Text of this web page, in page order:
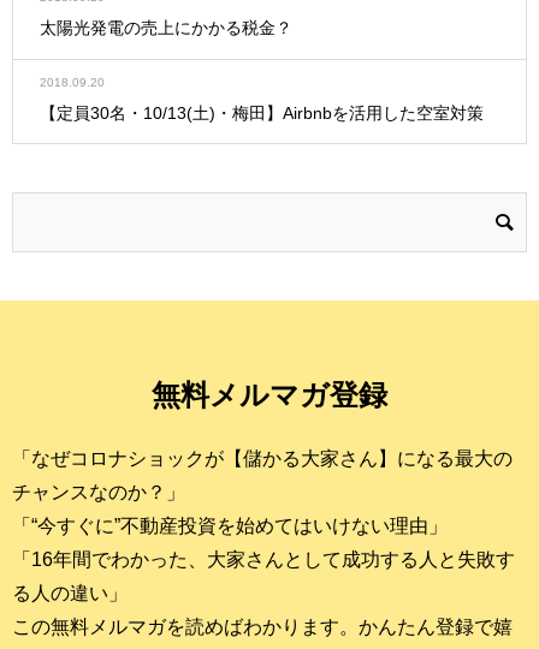
太陽光発電の売上にかかる税金？
2018.09.20
【定員30名・10/13(土)・梅田】Airbnbを活用した空室対策
無料メルマガ登録
「なぜコロナショックが【儲かる大家さん】になる最大の
チャンスなのか？」
「“今すぐに”不動産投資を始めてはいけない理由」
「16年間でわかった、大家さんとして成功する人と失敗す
る人の違い」
この無料メルマガを読めばわかります。かんたん登録で嬉